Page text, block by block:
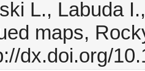
L., Labuda
maps,
dx.doi.org/